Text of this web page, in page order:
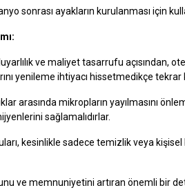
sonrası ayakların kurulanması için
ve maliyet tasarrufu açısından,
yenileme ihtiyacı hissetmedikçe
arasında mikropların yayılmasını
sağlamalıdırlar.
kesinlikle sadece temizlik veya kişisel
ve memnuniyetini artıran önemli bir